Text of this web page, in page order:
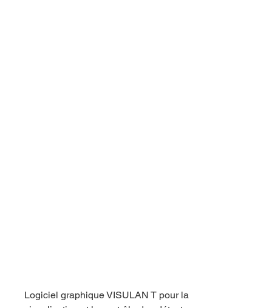
Logiciel graphique VISULAN T pour la